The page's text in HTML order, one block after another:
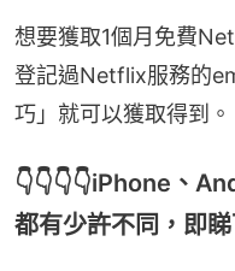
想要獲取1個月免費
登記過Netflix服務的
巧」就可以獲取得到。
👇👇👇👇iPhone、
都有少許不同，即睇